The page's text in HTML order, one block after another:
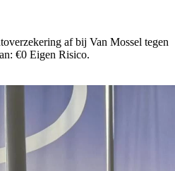
af bij Van Mossel tegen
€0 Eigen Risico.